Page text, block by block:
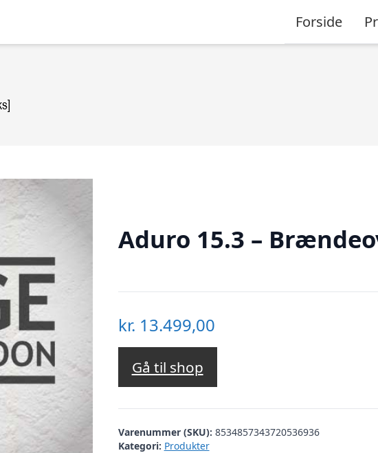
Forside
Aduro 15.3 –
kr. 13.499,00
Gå til shop
Varenummer (SKU): 8534857343720536936
Kategori: Produkter